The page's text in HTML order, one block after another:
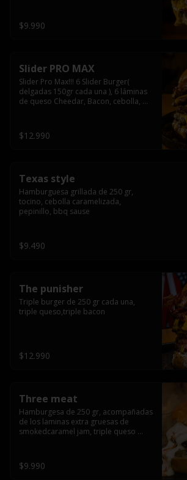
$9.990
Slider PRO MAX
Slider Pro Max!!! 6 Slider Burger(
delgadas 150gr cada una ), 6 láminas
de queso Cheedar, Bacon, cebolla,
$12.990
Texas style
Hamburguesa grillada de 250 gr,
tocino, cebolla caramelizada,
pepinillo, bbq sause
$9.490
The punisher
Triple burger de 250 gr cada una,
triple queso,triple bacon
$12.990
Three meat
Hamburgesa de 250 gr, acompañadas
de los laminas extra gruesas de
smokedcaramel jam, triple queso
$9.990